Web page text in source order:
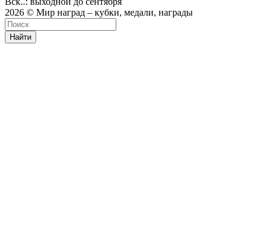
2026 © Мир наград – кубки, медали, награды
Найти